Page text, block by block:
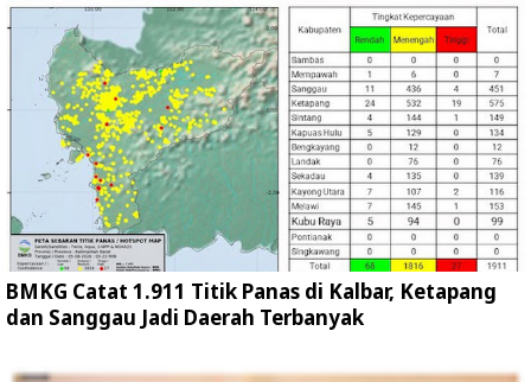
BMKG Catat 1.911 Titik Panas di Kalbar, Ketapang
dan Sanggau Jadi Daerah Terbanyak